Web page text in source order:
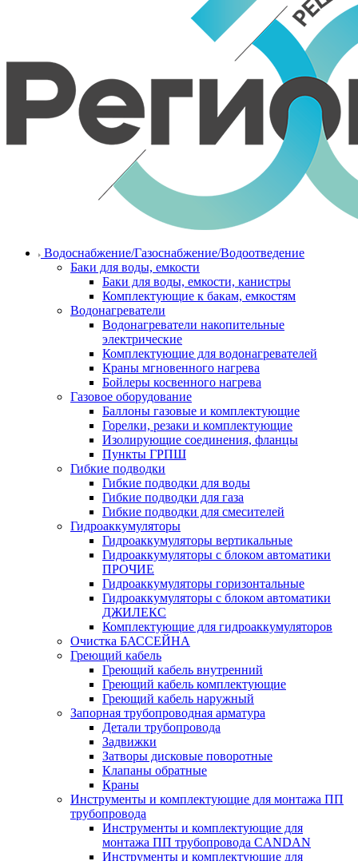
Водоснабжение/Газоснабжение/Водоотведение
Баки для воды, емкости
Баки для воды, емкости, канистры
Комплектующие к бакам, емкостям
Водонагреватели
Водонагреватели накопительные
электрические
Комплектующие для водонагревателей
Краны мгновенного нагрева
Бойлеры косвенного нагрева
Газовое оборудование
Баллоны газовые и комплектующие
Горелки, резаки и комплектующие
Изолирующие соединения, фланцы
Пункты ГРПШ
Гибкие подводки
Гибкие подводки для воды
Гибкие подводки для газа
Гибкие подводки для смесителей
Гидроаккумуляторы
Гидроаккумуляторы вертикальные
Гидроаккумуляторы с блоком автоматики
ПРОЧИЕ
Гидроаккумуляторы горизонтальные
Гидроаккумуляторы с блоком автоматики
ДЖИЛЕКС
Комплектующие для гидроаккумуляторов
Очистка БАССЕЙНА
Греющий кабель
Греющий кабель внутренний
Греющий кабель комплектующие
Греющий кабель наружный
Запорная трубопроводная арматура
Детали трубопровода
Задвижки
Затворы дисковые поворотные
Клапаны обратные
Краны
Инструменты и комплектующие для монтажа ПП
трубопровода
Инструменты и комплектующие для
монтажа ПП трубопровода CANDAN
Инструменты и комплектующие для